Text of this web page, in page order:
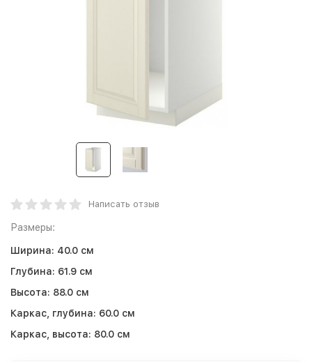
Написать отзыв
Размеры:
Ширина: 40.0 см
Глубина: 61.9 см
Высота: 88.0 см
Каркас, глубина: 60.0 см
Каркас, высота: 80.0 см